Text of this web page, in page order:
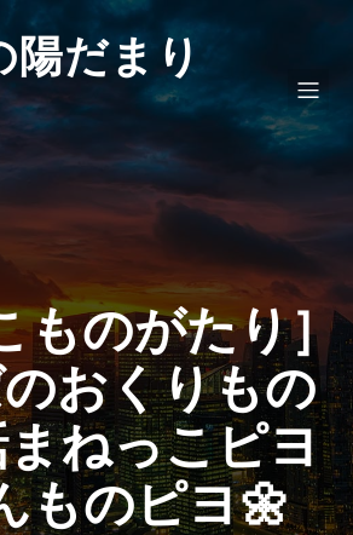
陽だまり
ものがたり］
おくりもの
ねっこピヨ
ものピヨ🌼